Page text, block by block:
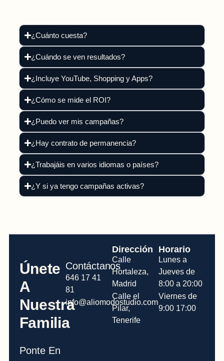
¿Cuánto cuesta?
¿Cuándo se ven resultados?
¿Incluye YouTube, Shopping y Apps?
¿Cómo se mide el ROI?
¿Puedo ver mis campañas?
¿Hay contrato de permanencia?
¿Trabajáis en varios idiomas o países?
¿Y si ya tengo campañas activas?
Únete
A
Nuestra
Familia
Ponte En
Contáctanos
646 17 41
81
info@aliomodostudio.com
Dirección
Calle
Hortaleza,
Madrid
Calle el
Pilar,
Tenerife
Horario
Lunes a
Jueves de
8:00 a 20:00
Viernes de
9:00 17:00